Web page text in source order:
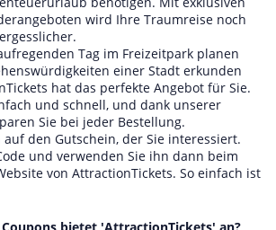
wird Ihre Traumreise noch
Tag im Freizeitpark planen
einer Stadt erkunden
hat das perfekte Angebot für Sie.
und schnell, und dank unserer
Sie bei jeder Bestellung.
auf den Gutschein, der Sie interessiert.
und verwenden Sie ihn dann beim
von AttractionTickets. So einfach ist